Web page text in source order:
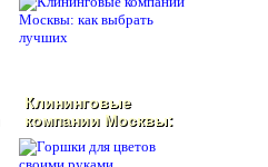
Клининговые
компании Москвы:
как выбрать
лучших